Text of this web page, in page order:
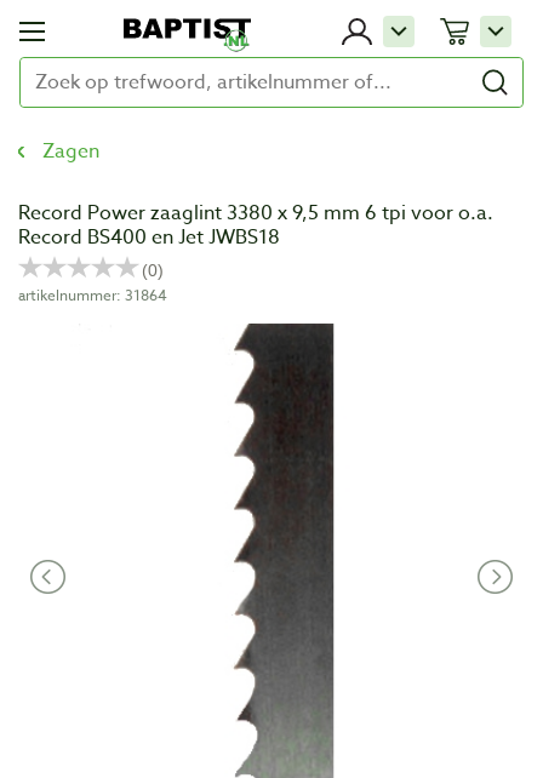
Zagen
Record Power zaaglint 3380 x 9,5 mm 6 tpi voor o.a.
Record BS400 en Jet JWBS18
artikelnummer: 31864